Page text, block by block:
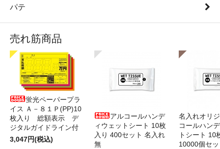
パテ
売れ筋商品
蛍光ペーパープラ
イス Ａ－８１Ｐ(PP)10
枚入り 総額表示 デ
ジタルガイドライン付
3,047円(税込)
アルコールハンデ
ィウェットシート 10枚
入り 400セット 名入れ
無
名入れオリ
コールハン
トシート 10
10000個セ